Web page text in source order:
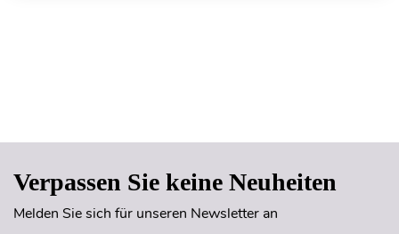
Verpassen Sie keine Neuheiten
Melden Sie sich für unseren Newsletter an